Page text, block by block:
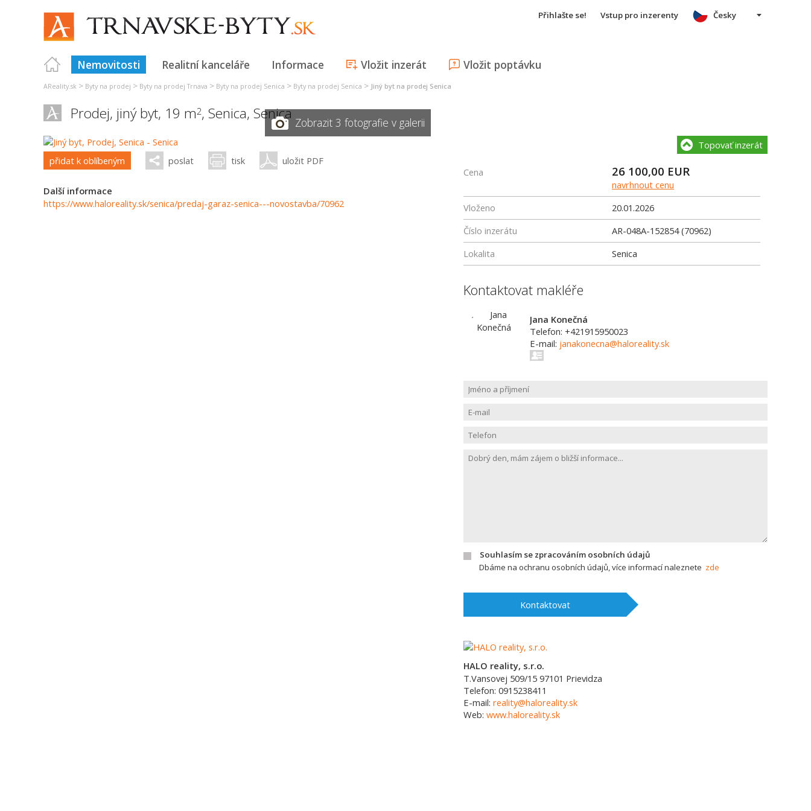
Přihlašte se! Vstup pro inzerenty
Nemovitosti Realitní kanceláře Informace Vložit inzerát Vložit poptávku
Česky
AReality.sk > Byty na prodej > Byty na prodej Trnava > Byty na prodej Senica > Byty na prodej Senica > Jiný byt na prodej Senica
Prodej, jiný byt, 19 m2, Senica, Senica Zobrazit 3 fotografie v galerii
přidat k oblíbeným poslat tisk uložit PDF
Další informace
https://www.haloreality.sk/senica/predaj-garaz-senica---novostavba/70962
Topovať inzerát
Cena 26 100,00 EUR
navrhnout cenu
Vloženo
20.01.2026
Číslo inzerátu
AR-048A-152854 (70962)
Lokalita
Senica
Kontaktovat makléře
Jana Konečná
Telefon: +421915950023
E-mail: janakonecna@haloreality.sk
Souhlasím se zpracováním osobních údajů
Dbáme na ochranu osobních údajů, více informací naleznete zde
Kontaktovat
HALO reality, s.r.o.
T.Vansovej 509/15 97101 Prievidza
Telefon: 0915238411
E-mail: reality@haloreality.sk
Web: www.haloreality.sk